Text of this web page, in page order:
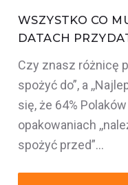
WSZYSTKO CO
DATACH
Czy znasz różnicę
spożyć do”, a
się, że 64%
opakowaniach
spożyć przed”…